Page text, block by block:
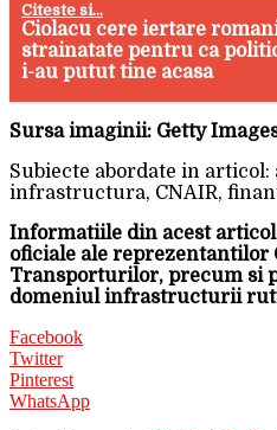
Citeste si...
Ciolacu cere iertare
strainatate pentru ca
i-au putut tine acasa
Sursa imaginii: Getty
Subiecte abordate in articol:
infrastructura, CNAIR,
Informatiile din acest articol
oficiale ale reprezentantilor
Transporturilor, precum si
domeniul infrastructurii
Facebook
Twitter
Pinterest
WhatsApp